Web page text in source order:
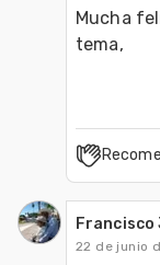
Mucha
tema,
Francisco
22 de junio